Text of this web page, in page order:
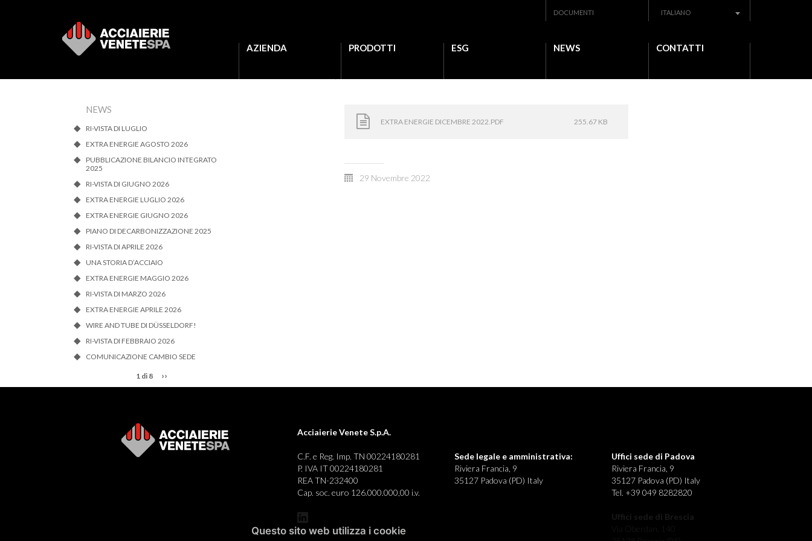
ITALIANO
DOCUMENTI
AZIENDA PRODOTTI ESG NEWS CONTATTI
EXTRA ENERGIE DICEMBRE 2022.PDF 255.67 KB
29 Novembre 2022
NEWS
RI-VISTA DI LUGLIO
EXTRA ENERGIE AGOSTO 2026
PUBBLICAZIONE BILANCIO INTEGRATO
2025
RI-VISTA DI GIUGNO 2026
EXTRA ENERGIE LUGLIO 2026
EXTRA ENERGIE GIUGNO 2026
PIANO DI DECARBONIZZAZIONE 2025
RI-VISTA DI APRILE 2026
UNA STORIA D’ACCIAIO
EXTRA ENERGIE MAGGIO 2026
RI-VISTA DI MARZO 2026
EXTRA ENERGIE APRILE 2026
WIRE AND TUBE DI DÜSSELDORF!
RI-VISTA DI FEBBRAIO 2026
COMUNICAZIONE CAMBIO SEDE
1 di 8 ››
Acciaierie Venete S.p.A.
C.F. e Reg. Imp. TN 00224180281
P. IVA IT 00224180281
REA TN-232400
Cap. soc. euro 126.000.000,00 i.v.
Sede legale e amministrativa:
Riviera Francia, 9
35127 Padova (PD) Italy
Uffici sede di Padova
Riviera Francia, 9
35127 Padova (PD) Italy
Tel. +39 049 8282820
Uffici sede di Brescia
Questo sito web utilizza i cookie